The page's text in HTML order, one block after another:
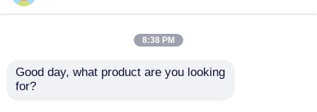
समाचार
एनील्ड स्टेनलेस स्टील
8:38 PM
Good day, what product are you looking
for?